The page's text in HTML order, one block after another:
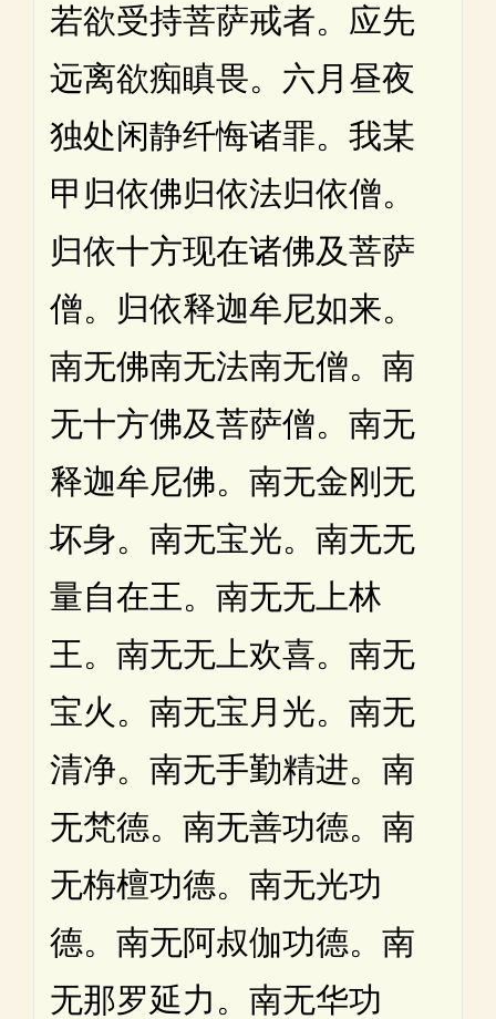
若欲受持菩萨戒者。应先
远离欲痴瞋畏。六月昼夜
独处闲静纤悔诸罪。我某
甲归依佛归依法归依僧。
归依十方现在诸佛及菩萨
僧。归依释迦牟尼如来。
南无佛南无法南无僧。南
无十方佛及菩萨僧。南无
释迦牟尼佛。南无金刚无
坏身。南无宝光。南无无
量自在王。南无无上林
王。南无无上欢喜。南无
宝火。南无宝月光。南无
清净。南无手勤精进。南
无梵德。南无善功德。南
无栴檀功德。南无光功
德。南无阿叔伽功德。南
无那罗延力。南无华功